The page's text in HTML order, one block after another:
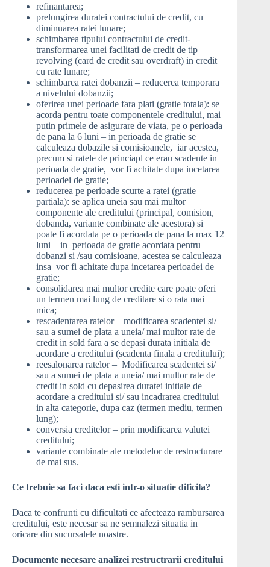
refinantarea;
prelungirea duratei contractului de credit, cu
diminuarea ratei lunare;
schimbarea tipului contractului de credit-
transformarea unei facilitati de credit de tip
revolving (card de credit sau overdraft) in credit
cu rate lunare;
schimbarea ratei dobanzii – reducerea temporara
a nivelului dobanzii;
oferirea unei perioade fara plati (gratie totala): se
acorda pentru toate componentele creditului, mai
putin primele de asigurare de viata, pe o perioada
de pana la 6 luni – in perioada de gratie se
calculeaza dobazile si comisioanele, iar acestea,
precum si ratele de princiapl ce erau scadente in
perioada de gratie, vor fi achitate dupa incetarea
perioadei de gratie;
reducerea pe perioade scurte a ratei (gratie
partiala): se aplica uneia sau mai multor
componente ale creditului (principal, comision,
dobanda, variante combinate ale acestora) si
poate fi acordata pe o perioada de pana la max 12
luni – in perioada de gratie acordata pentru
dobanzi si /sau comisioane, acestea se calculeaza
insa vor fi achitate dupa incetarea perioadei de
gratie;
consolidarea mai multor credite care poate oferi
un termen mai lung de creditare si o rata mai
mica;
rescadentarea ratelor – modificarea scadentei si/
sau a sumei de plata a uneia/ mai multor rate de
credit in sold fara a se depasi durata initiala de
acordare a creditului (scadenta finala a creditului);
reesalonarea ratelor – Modificarea scadentei si/
sau a sumei de plata a uneia/ mai multor rate de
credit in sold cu depasirea duratei initiale de
acordare a creditului si/ sau incadrarea creditului
in alta categorie, dupa caz (termen mediu, termen
lung);
conversia creditelor – prin modificarea valutei
creditului;
variante combinate ale metodelor de restructurare
de mai sus.
Ce trebuie sa faci daca esti intr-o situatie dificila?
Daca te confrunti cu dificultati ce afecteaza rambursarea
creditului, este necesar sa ne semnalezi situatia in
oricare din sucursalele noastre.
Documente necesare analizei restructrarii creditului